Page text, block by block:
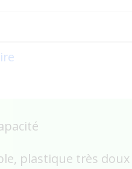
Shop)
plastique très doux